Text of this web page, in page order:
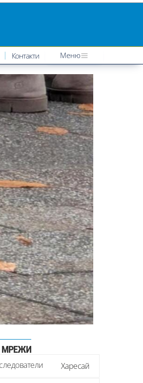
Контакти Меню
МРЕЖИ
Харесай